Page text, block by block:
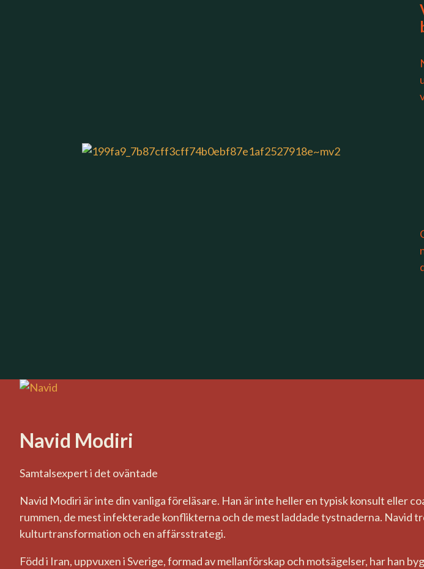
Navid Modiri
Samtalsexpert i det oväntade
Navid Modiri är inte din vanliga föreläsare. Han är inte heller en typisk konsult eller
rummen, de mest infekterade konflikterna och de mest laddade tystnaderna. Navid
kulturtransformation och en affärsstrategi.
Född i Iran, uppvuxen i Sverige, formad av mellanförskap och motsägelser, har han